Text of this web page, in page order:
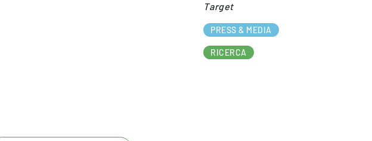
Target​
PRESS & MEDIA
RICERCA